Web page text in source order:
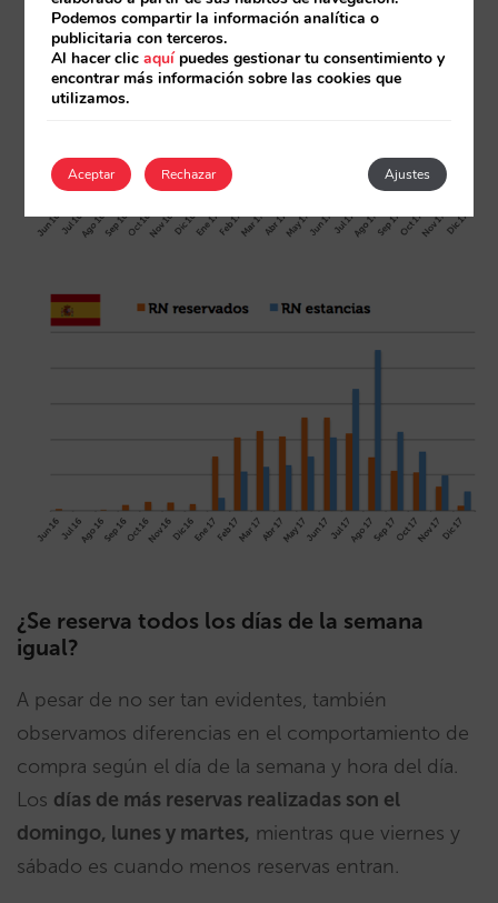
¿Se reserva todos los días de la semana
igual?
A pesar de no ser tan evidentes, también
observamos diferencias en el comportamiento de
compra según el día de la semana y hora del día.
Los días de más reservas realizadas son el
domingo, lunes y martes, mientras que viernes y
sábado es cuando menos reservas entran.
Podemos compartir la información analítica o
publicitaria con terceros.
Al hacer clicaquípuedes gestionar tu consentimiento y
encontrar más información sobre las cookies que
utilizamos.
Aceptar Ajustes
Rechazar